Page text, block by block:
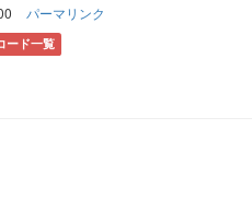
パーマリンク
ード一覧